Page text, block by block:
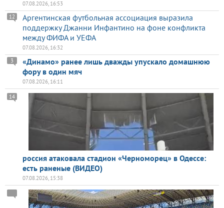
07.08.2026, 16:53
Аргентинская футбольная ассоциация выразила
поддержку Джанни Инфантино на фоне конфликта
между ФИФА и УЕФА
12
07.08.2026, 16:32
«Динамо» ранее лишь дважды упускало домашнюю
фору в один мяч
3
07.08.2026, 16:11
россия атаковала стадион «Черноморец» в Одессе:
есть раненые (ВИДЕО)
14
07.08.2026, 15:38